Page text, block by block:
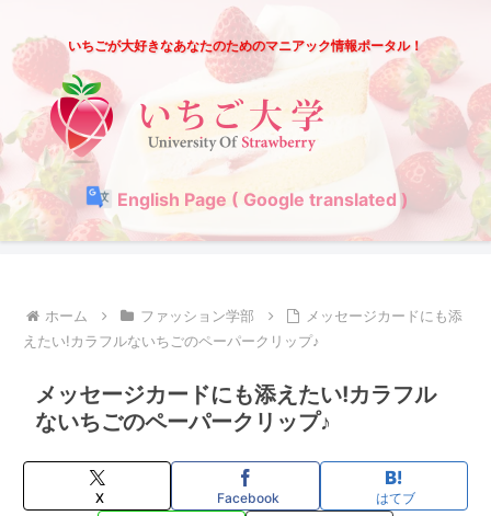
いちごが大好きなあなたのためのマニアック情報ポータル！
English Page ( Google translated )
ホーム ファッション学部
メッセージカードにも添
えたい!カラフルないちごのペーパークリップ♪
メッセージカードにも添えたい!カラフル
ないちごのペーパークリップ♪
X Facebook はてブ